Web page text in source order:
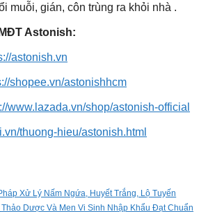
muỗi, gián, côn trùng ra khỏi nhà .
Astonish:
astonish.vn
shopee.vn/astonishhcm
www.lazada.vn/shop/astonish-official
thuong-hieu/astonish.html
Xử Lý Nấm Ngứa, Huyết Trắng, Lộ Tuyến
Dược Và Men Vi Sinh Nhập Khẩu Đạt Chuẩn